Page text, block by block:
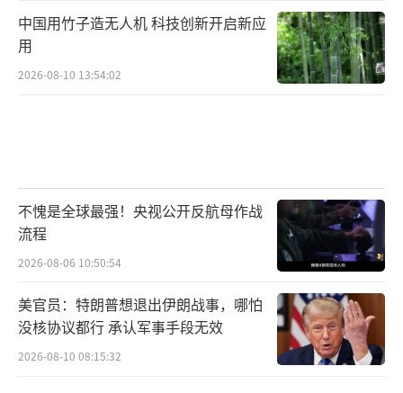
中国用竹子造无人机 科技创新开启新应
用
2026-08-10 13:54:02
不愧是全球最强！央视公开反航母作战
流程
2026-08-06 10:50:54
美官员：特朗普想退出伊朗战事，哪怕
没核协议都行 承认军事手段无效
2026-08-10 08:15:32